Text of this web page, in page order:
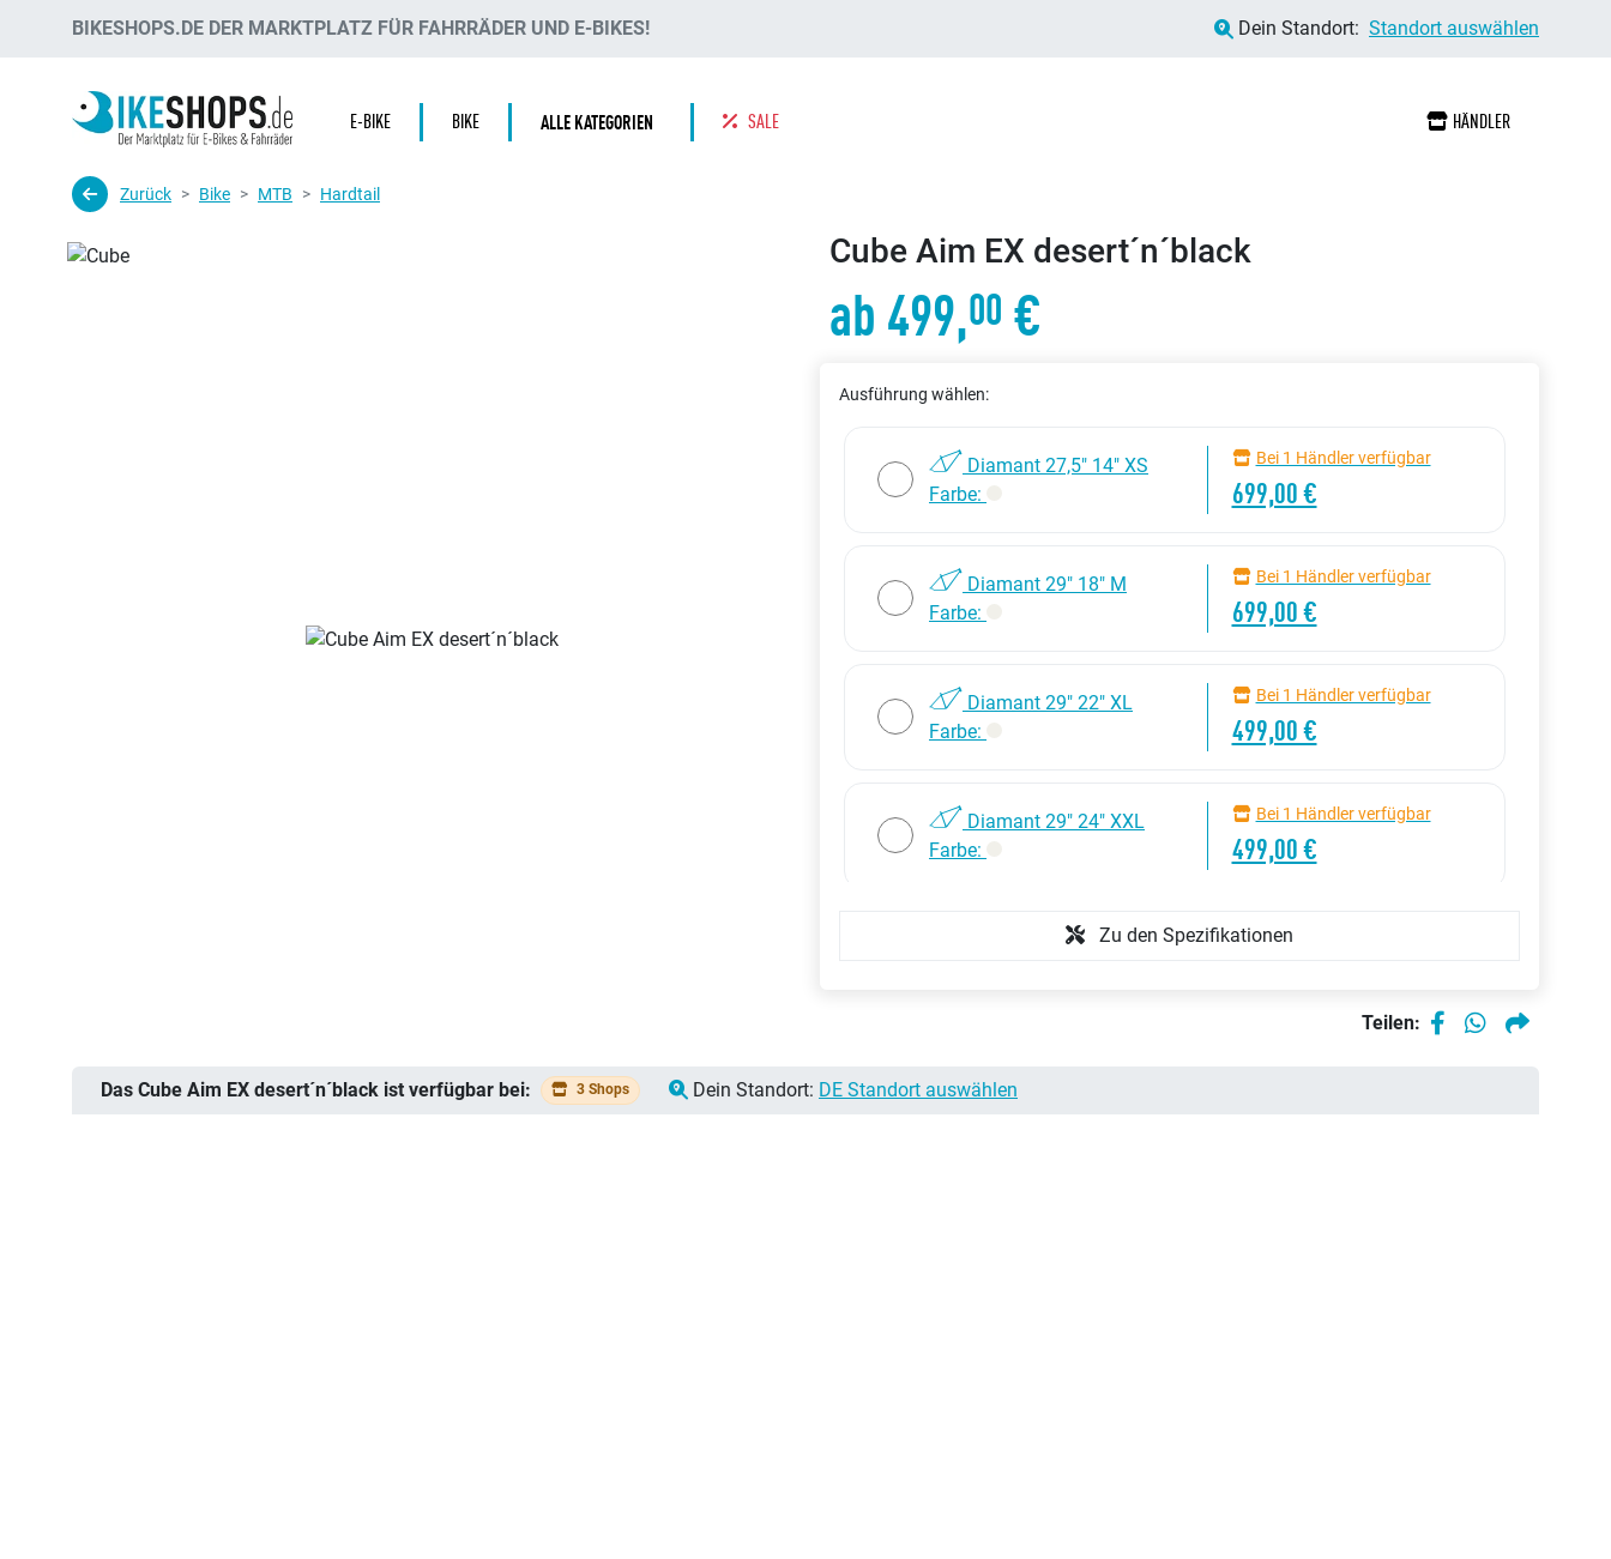
BIKESHOPS.DE DER MARKTPLATZ FÜR FAHRRÄDER UND E-BIKES! Dein Standort: Standort auswählen
E-BIKE BIKE ALLE KATEGORIEN SALE HÄNDLER
Zurück Bike MTB Hardtail
Cube Aim EX desert´n´black
ab 499,00 €
Ausführung wählen:
Diamant 27,5" 14" XS
Farbe:
Bei 1 Händler verfügbar
699,00 €
Diamant 29" 18" M
Farbe:
Bei 1 Händler verfügbar
699,00 €
Diamant 29" 22" XL
Farbe:
Bei 1 Händler verfügbar
499,00 €
Diamant 29" 24" XXL
Farbe:
Bei 1 Händler verfügbar
499,00 €
Zu den Spezifikationen
Teilen:
Das Cube Aim EX desert´n´black ist verfügbar bei: 3 Shops Dein Standort: DE Standort auswählen